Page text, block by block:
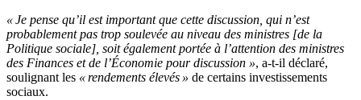
« Je pense qu’il est important que cette discussion, qui n’est
probablement pas trop soulevée au niveau des ministres [de la
Politique sociale], soit également portée à l’attention des ministres
des Finances et de l’Économie pour discussion », a-t-il déclaré,
soulignant les « rendements élevés » de certains investissements
sociaux.